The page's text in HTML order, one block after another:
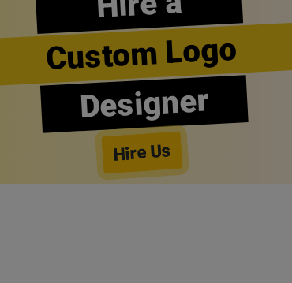
Custom Logo
Designer
Hire Us